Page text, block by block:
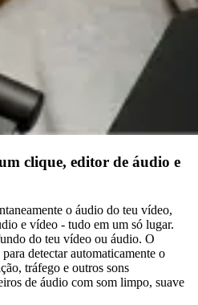
clique, editor de áudio e
o áudio do teu vídeo,
e vídeo - tudo em um só lugar.
do teu vídeo ou áudio. O
detectar automaticamente o
tráfego e outros sons
de áudio com som limpo, suave